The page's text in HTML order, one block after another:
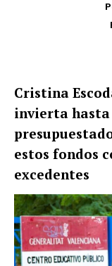
Cristina
invierta
estos fondos
excedentes